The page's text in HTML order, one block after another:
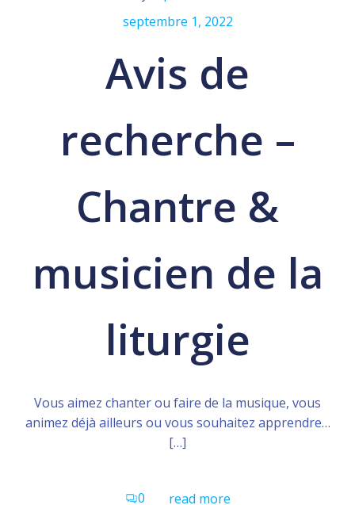
septembre 1, 2022
Avis de
recherche –
Chantre &
musicien de la
liturgie
Vous aimez chanter ou faire de la musique, vous
animez déjà ailleurs ou vous souhaitez apprendre…
[…]
0 read more